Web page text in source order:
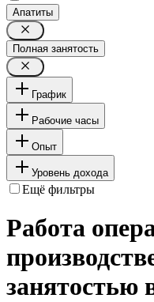
Апатиты
Полная занятость
График
Рабочие часы
Опыт
Уровень дохода
Ещё фильтры
Работа
занятостью